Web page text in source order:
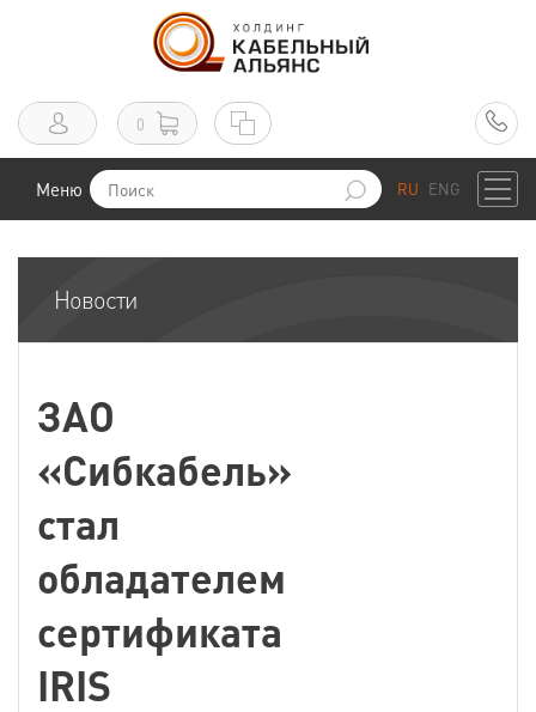
0
Меню RU ENG
Новости
ЗАО
«Сибкабель»
стал
обладателем
сертификата
IRIS